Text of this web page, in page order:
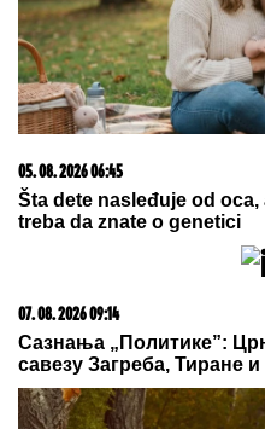
DRAMA U ČAČKU
povređen muškarac
Kraj već
u prvom
ANELI
JOVANE
oglasila:
da li je